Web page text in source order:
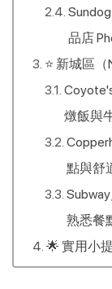
(867)
品店
Dr,
⭐ 新城區（
燉飯與
Phone:
Rd
點與舒
484
熟悉餐
🌟 實用小